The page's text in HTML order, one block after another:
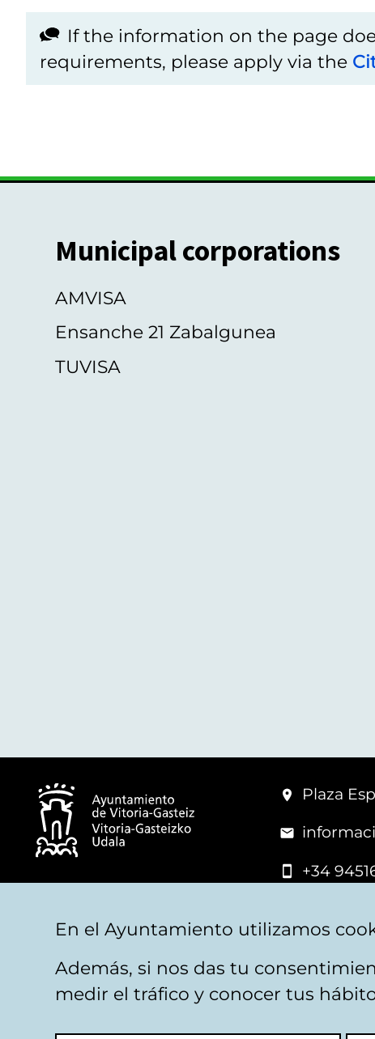
If the information on the page
requirements, please apply via the
Municipal corporations
AMVISA
Ensanche 21 Zabalgunea
TUVISA
Plaza
+34
Legal warning Privacy Politica de cookies
En el Ayuntamiento utilizamos
Además, si nos das tu
medir el tráfico y conocer tus